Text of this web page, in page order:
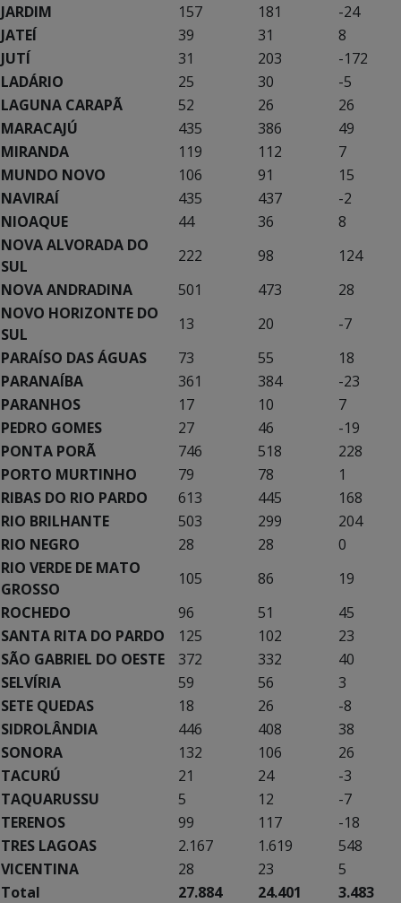
JARDIM
157 181
-24
JATEÍ
39 31
8
JUTÍ
31 203
-172
LADÁRIO
25 30
-5
LAGUNA CARAPÃ
52 26
26
MARACAJÚ
435 386
49
MIRANDA
119 112
7
MUNDO NOVO
106 91
15
NAVIRAÍ
435 437
-2
NIOAQUE
44 36
8
NOVA ALVORADA DO
SUL
222 98
124
NOVA ANDRADINA
501 473
28
NOVO HORIZONTE DO
SUL
13 20
-7
PARAÍSO DAS ÁGUAS
73 55
18
PARANAÍBA
361 384
-23
PARANHOS
17 10
7
PEDRO GOMES
27 46
-19
PONTA PORÃ
746 518
228
PORTO MURTINHO
79 78
1
RIBAS DO RIO PARDO
613 445
168
RIO BRILHANTE
503 299
204
RIO NEGRO
28 28
0
RIO VERDE DE MATO
GROSSO
105 86
19
ROCHEDO
96 51
45
SANTA RITA DO PARDO
125 102
23
SÃO GABRIEL DO OESTE
372 332
40
SELVÍRIA
59 56
3
SETE QUEDAS
18 26
-8
SIDROLÂNDIA
446 408
38
SONORA
132 106
26
TACURÚ
21 24
-3
TAQUARUSSU
5 12
-7
TERENOS
99 117
-18
TRES LAGOAS
2.167 1.619
548
VICENTINA
28 23
5
Total
27.884 24.401
3.483